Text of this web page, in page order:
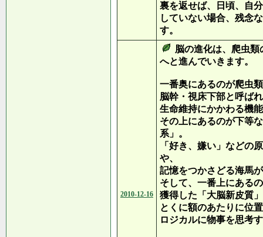
裏を返せば、日頃、自
していない場合、残念
す。
2010-12-16
脳の進化は、爬虫
へと進んでいきます。
一番奥にあるのが爬虫
脳幹・視床下部と呼ば
生命維持にかかわる機
その上にあるのが下等
系」。
「好き、嫌い」などの
や、
記憶をつかさどる海馬
そして、一番上にある
獲得した「大脳新皮質
とくに額のあたりに位
ロジカルに物事を思考